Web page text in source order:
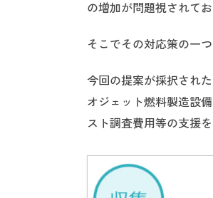
の増加が問題視されて
そこでその対応策の一
今回の提案が採択され
オジェット燃料製造設
スト調査費用等の支援